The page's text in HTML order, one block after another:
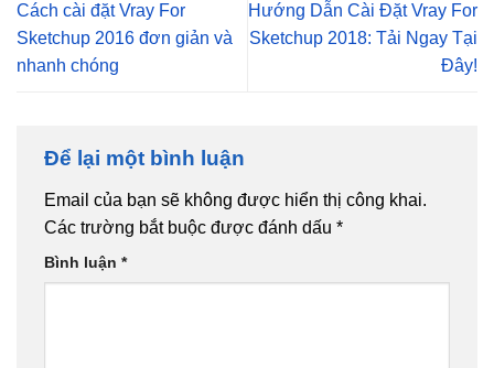
Cách cài đặt Vray For
Sketchup 2016 đơn giản và
nhanh chóng
Hướng Dẫn Cài Đặt Vray For
Sketchup 2018: Tải Ngay Tại
Đây!
Để lại một bình luận
Email của bạn sẽ không được hiển thị công khai.
Các trường bắt buộc được đánh dấu *
Bình luận *